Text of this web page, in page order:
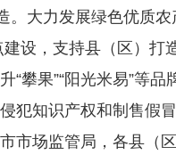
。大力发展绿色优质
设，支持县（区）
“攀果”“阳光米易”等
犯知识产权和制售假
市场监管局，各县（